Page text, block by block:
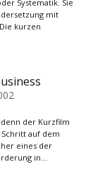
Systematik. Sie
mit
kurzen
der Kurzfilm
auf dem
eines der
in...